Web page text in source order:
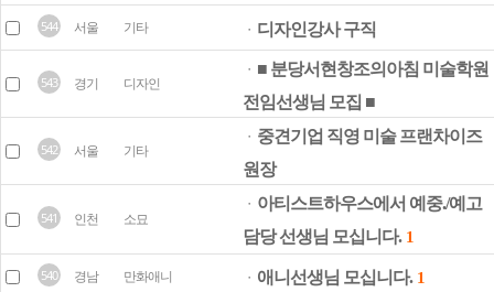
544 서울 기타 ㆍ 디자인강사 구직
543 경기 디자인
ㆍ ■ 분당서현창조의아침 미술학원
전임선생님 모집 ■
542 서울 기타
ㆍ 중견기업 직영 미술 프랜차이즈
원장
541 인천 소묘
ㆍ 아티스트하우스에서 예중./예고
담당 선생님 모십니다. 1
540 경남 만화애니 ㆍ 애니선생님 모십니다. 1